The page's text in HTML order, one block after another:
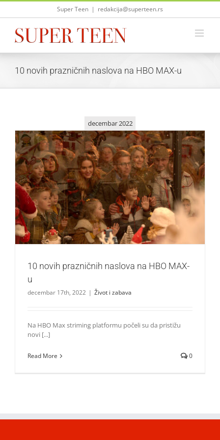
Skip
Super Teen | redakcija@superteen.rs
10 novih prazničnih naslova na HBO MAX-u
decembar 2022
10 novih prazničnih naslova na HBO MAX-u
Život i zabava
10 novih prazničnih naslova na HBO MAX-
u
decembar 17th, 2022 | Život i zabava
Na HBO Max striming platformu počeli su da pristižu
novi [...]
Read More 0